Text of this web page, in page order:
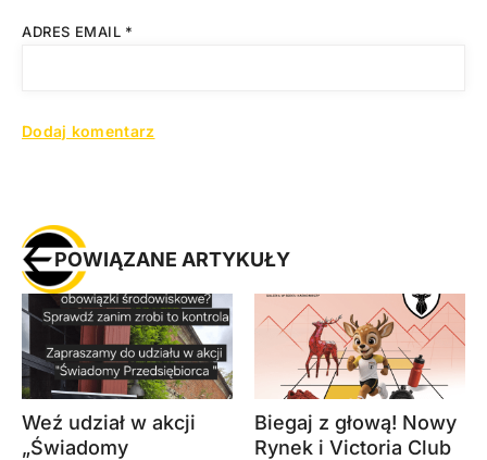
ADRES EMAIL *
POWIĄZANE ARTYKUŁY
Weź udział w akcji
„Świadomy
Biegaj z głową! Nowy
Rynek i Victoria Club